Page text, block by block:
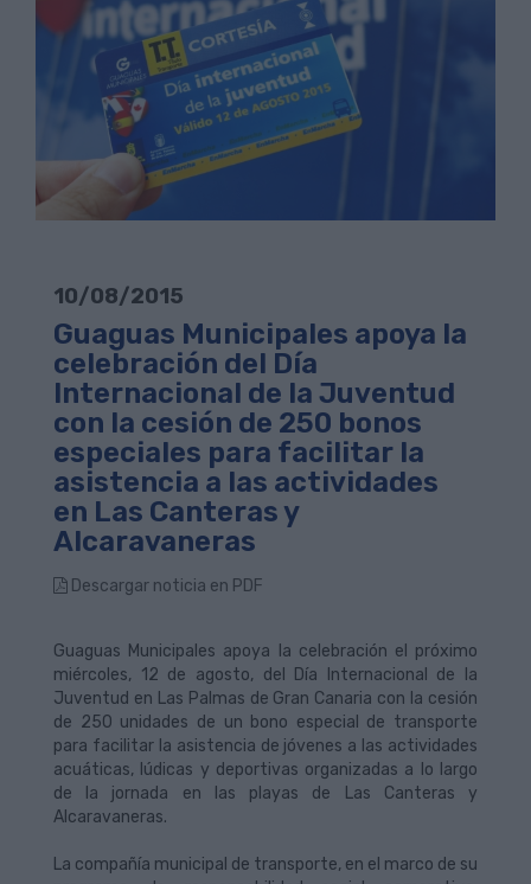
10/08/2015
Guaguas Municipales apoya la
celebración del Día
Internacional de la Juventud
con la cesión de 250 bonos
especiales para facilitar la
asistencia a las actividades
en Las Canteras y
Alcaravaneras
Descargar noticia en PDF
Guaguas Municipales apoya la celebración el próximo
miércoles, 12 de agosto, del Día Internacional de la
Juventud en Las Palmas de Gran Canaria con la cesión
de 250 unidades de un bono especial de transporte
para facilitar la asistencia de jóvenes a las actividades
acuáticas, lúdicas y deportivas organizadas a lo largo
de la jornada en las playas de Las Canteras y
Alcaravaneras.
La compañía municipal de transporte, en el marco de su